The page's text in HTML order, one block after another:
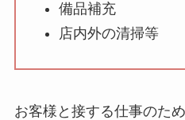
備品補充
店内外の清掃等
お客様と接する仕事のた